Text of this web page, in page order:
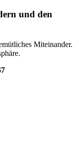
und den
Miteinander.